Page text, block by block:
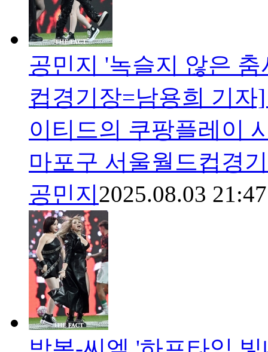
공민지 '녹슬지 않은
컵경기장=남용희 기
이티드의 쿠팡플레이
마포구 서울월드컵경
공민지2025.08.03 21:47